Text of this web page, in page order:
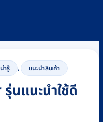
ารู้ , แนะนำสินค้า
นแนะนำใช้ดี